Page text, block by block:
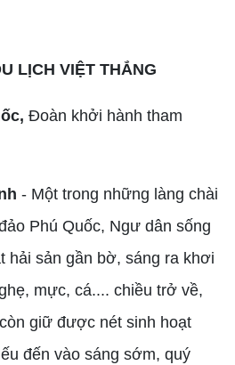
Đoàn khởi hành tham
- Một trong những làng chài
Phú Quốc, Ngư dân sống
hải sản gần bờ, sáng ra khơi
mực, cá.... chiều trở về,
giữ được nét sinh hoạt
đến vào sáng sớm, quý